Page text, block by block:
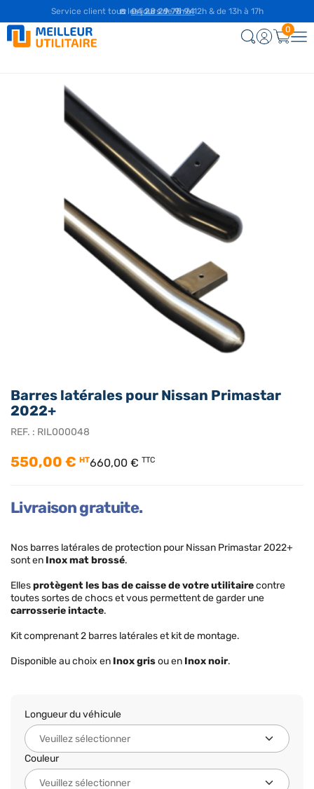
Barres latérales pour Nissan Primastar
2022+
REF. : RIL000048
550,00 € HT660,00 € TTC
Livraison gratuite.
Nos barres latérales de protection pour Nissan Primastar 2022+
sont en Inox mat brossé.
Ellesprotègent les bas de caisse de votre utilitairecontre
toutes sortes de chocs et vous permettent de garder une
carrosserie intacte.
Kit comprenant 2 barres latérales et kit de montage.
Disponible au choix en Inox grisou en Inox noir.
Longueur du véhicule
Couleur
☎️04 28 29 75 94
0